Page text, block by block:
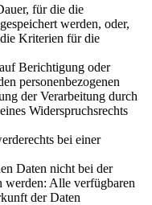
für die die
werden, oder,
Kriterien für die
Berichtigung oder
personenbezogenen
der Verarbeitung durch
Widerspruchsrechts
bei einer
Daten nicht bei der
werden: Alle verfügbaren
der Daten